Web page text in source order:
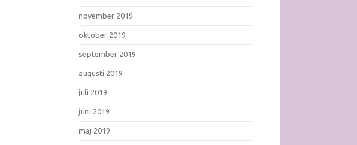
november 2019
oktober 2019
september 2019
augusti 2019
juli 2019
juni 2019
maj 2019